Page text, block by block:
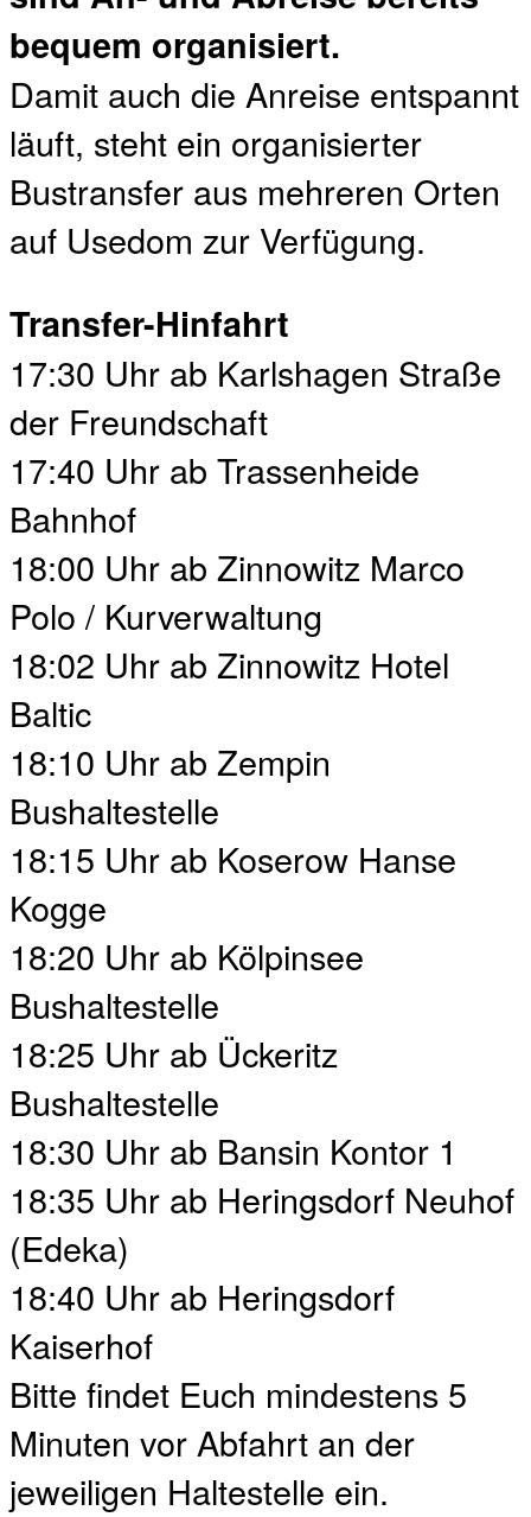
bequem organisiert.
Damit auch die Anreise entspannt
läuft, steht ein organisierter
Bustransfer aus mehreren Orten
auf Usedom zur Verfügung.
Transfer-Hinfahrt
17:30 Uhr ab Karlshagen Straße
der Freundschaft
17:40 Uhr ab Trassenheide
Bahnhof
18:00 Uhr ab Zinnowitz Marco
Polo / Kurverwaltung
18:02 Uhr ab Zinnowitz Hotel
Baltic
18:10 Uhr ab Zempin
Bushaltestelle
18:15 Uhr ab Koserow Hanse
Kogge
18:20 Uhr ab Kölpinsee
Bushaltestelle
18:25 Uhr ab Ückeritz
Bushaltestelle
18:30 Uhr ab Bansin Kontor 1
18:35 Uhr ab Heringsdorf Neuhof
(Edeka)
18:40 Uhr ab Heringsdorf
Kaiserhof
Bitte findet Euch mindestens 5
Minuten vor Abfahrt an der
jeweiligen Haltestelle ein.